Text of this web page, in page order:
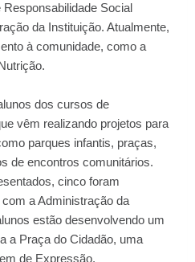
Social
da Instituição. Atualmente,
à comunidade, como a
dos cursos de
vêm realizando projetos para
parques infantis, praças,
de encontros comunitários.
cinco foram
a Administração da
estão desenvolvendo um
a Praça do Cidadão, uma
de Expressão.